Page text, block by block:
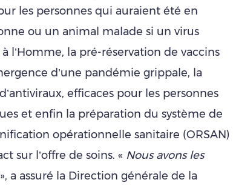
les personnes qui auraient été en
ou un animal malade si un virus
l’Homme, la pré-réservation de vaccins
d’une pandémie grippale, la
efficaces pour les personnes
et enfin la préparation du système de
opérationnelle sanitaire (ORSAN)
sur l’offre de soins. « Nous avons les
a assuré la Direction générale de la